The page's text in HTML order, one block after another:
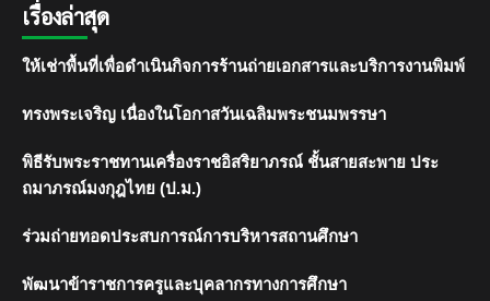
เรื่องล่าสุด
ให้เช่าพื้นที่เพื่อดำเนินกิจการร้านถ่ายเอกสารและบริการงานพิมพ์
ทรงพระเจริญ เนื่องในโอกาสวันเฉลิมพระชนมพรรษา
พิธีรับพระราชทานเครื่องราชอิสริยาภรณ์ ชั้นสายสะพาย ประ
ถมาภรณ์มงกุฎไทย (ป.ม.)
ร่วมถ่ายทอดประสบการณ์การบริหารสถานศึกษา
พัฒนาข้าราชการครูและบุคลากรทางการศึกษา